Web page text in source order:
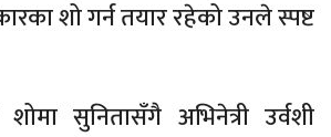
शो गर्न तयार रहेको उनले स्पष्ट
सुनितासँगै अभिनेत्री उर्वशी